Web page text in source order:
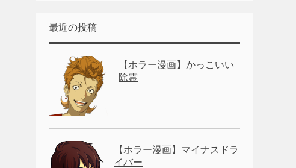
最近の投稿
【ホラー漫画】かっこいい
除霊
【ホラー漫画】マイナスドラ
イバー